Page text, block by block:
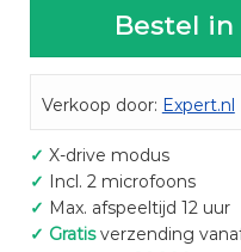
Bestel
Verkoop door: Expert.nl
✓ X-drive modus
✓ Incl. 2 microfoons
✓ Max. afspeeltijd 12 uur
✓ Gratisverzending